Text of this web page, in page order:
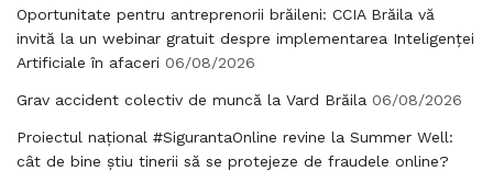
Oportunitate pentru antreprenorii brăileni: CCIA Brăila vă
invită la un webinar gratuit despre implementarea Inteligenței
Artificiale în afaceri 06/08/2026
Grav accident colectiv de muncă la Vard Brăila 06/08/2026
Proiectul național #SigurantaOnline revine la Summer Well:
cât de bine știu tinerii să se protejeze de fraudele online?